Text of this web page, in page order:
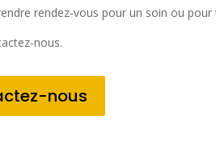
rendez-vous pour un soin ou
nous.
nous